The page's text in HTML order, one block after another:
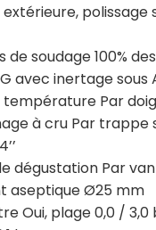
polissage
de soudage 100%
avec inertage sous
température Par
à cru Par trappe
dégustation Par
aseptique Ø25 mm
Oui, plage 0,0 / 3,0